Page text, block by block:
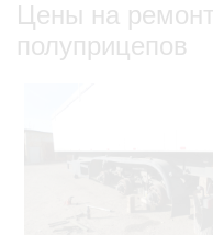
Цены на
полуприцепов